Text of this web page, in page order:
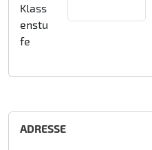
Klass
enstu
fe
ADRESSE